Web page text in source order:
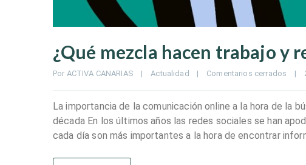
¿Qué mezcla hacen trabajo y
Por ACTIVA CANARIAS | Actualidad | Comentarios cerrados |
La importancia de la comunicación online a la hora de la
década En los últimos años las redes sociales se han
cada día son más importantes a la hora de encontrar